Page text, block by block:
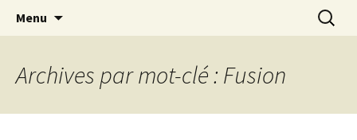
Ecole Libre Saint-Pierre de
Mussy-la-Ville & Signeulx
Mussy-La-ville & Signeulx
Menu
Archives par mot-clé : Fusion